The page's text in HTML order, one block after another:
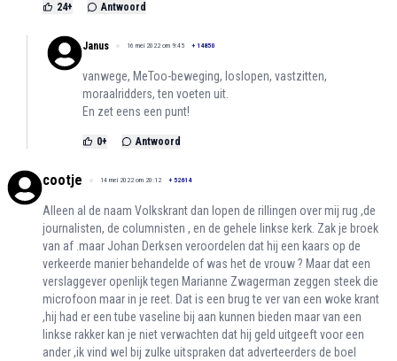
24+ Antwoord
Janus 16 mei 2022 om 9:45 + 14850
vanwege, MeToo-beweging, loslopen, vastzitten,
moraalridders, ten voeten uit.
En zet eens een punt!
0+ Antwoord
cootje 14 mei 2022 om 20:12 + 52614
Alleen al de naam Volkskrant dan lopen de rillingen over mij rug ,de
journalisten, de columnisten , en de gehele linkse kerk. Zak je broek
van af .maar Johan Derksen veroordelen dat hij een kaars op de
verkeerde manier behandelde of was het de vrouw ? Maar dat een
verslaggever openlijk tegen Marianne Zwagerman zeggen steek die
microfoon maar in je reet. Dat is een brug te ver van een woke krant
,hij had er een tube vaseline bij aan kunnen bieden maar van een
linkse rakker kan je niet verwachten dat hij geld uitgeeft voor een
ander ,ik vind wel bij zulke uitspraken dat adverteerders de boel